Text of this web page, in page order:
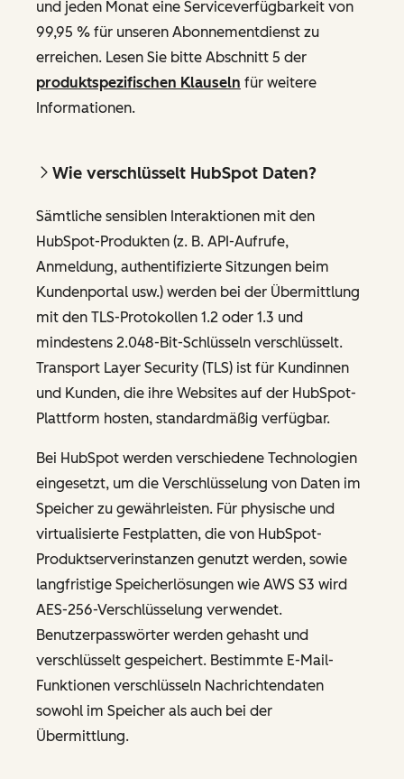
und jeden Monat eine Serviceverfügbarkeit von
99,95 % für unseren Abonnementdienst zu
erreichen. Lesen Sie bitte Abschnitt 5 der
produktspezifischen Klauseln für weitere
Informationen.
Wie verschlüsselt HubSpot Daten?
Sämtliche sensiblen Interaktionen mit den
HubSpot-Produkten (z. B. API-Aufrufe,
Anmeldung, authentifizierte Sitzungen beim
Kundenportal usw.) werden bei der Übermittlung
mit den TLS-Protokollen 1.2 oder 1.3 und
mindestens 2.048-Bit-Schlüsseln verschlüsselt.
Transport Layer Security (TLS) ist für Kundinnen
und Kunden, die ihre Websites auf der HubSpot-
Plattform hosten, standardmäßig verfügbar.
Bei HubSpot werden verschiedene Technologien
eingesetzt, um die Verschlüsselung von Daten im
Speicher zu gewährleisten. Für physische und
virtualisierte Festplatten, die von HubSpot-
Produktserverinstanzen genutzt werden, sowie
langfristige Speicherlösungen wie AWS S3 wird
AES-256-Verschlüsselung verwendet.
Benutzerpasswörter werden gehasht und
verschlüsselt gespeichert. Bestimmte E-Mail-
Funktionen verschlüsseln Nachrichtendaten
sowohl im Speicher als auch bei der
Übermittlung.